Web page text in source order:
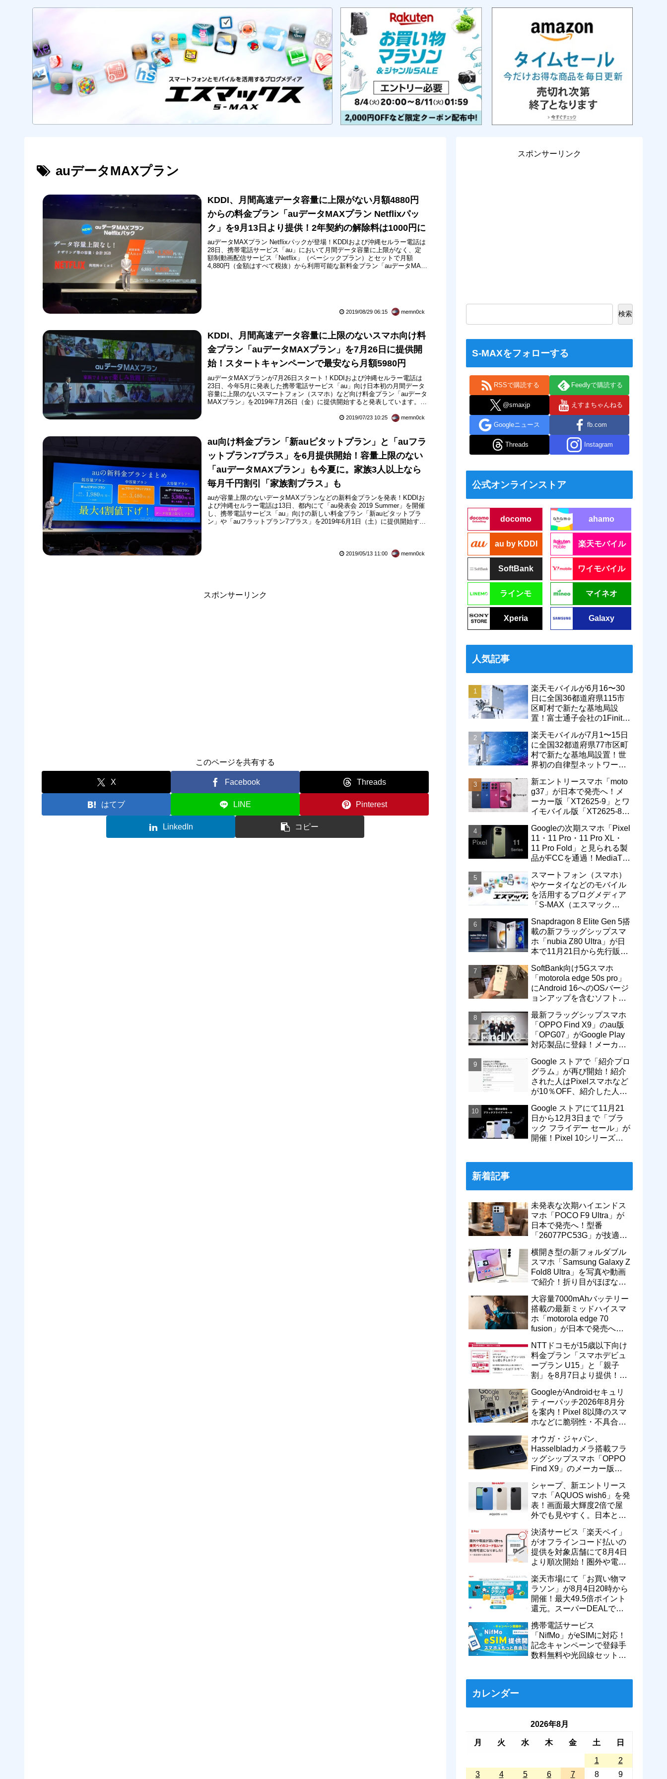
auデータMAXプラン
KDDI、月間高速データ容量に上限がない月額4880円
からの料金プラン「auデータMAXプラン Netflixパッ
ク」を9月13日より提供！2年契約の解除料は1000円に
auデータMAXプラン Netflixパックが登場！KDDIおよび沖縄セルラー電話は
28日、携帯電話サービス「au」において月間データ容量に上限がなく、定
額制動画配信サービス「Netflix」（ベーシックプラン）とセットで月額
4,880円（金額はすべて税抜）から利用可能な新料金プラン「auデータMAX
2019/08/29 06:15 memn0ck
KDDI、月間高速データ容量に上限のないスマホ向け料
金プラン「auデータMAXプラン」を7月26日に提供開
始！スタートキャンペーンで最安なら月額5980円
auデータMAXプランが7月26日スタート！KDDIおよび沖縄セルラー電話は
23日、今年5月に発表した携帯電話サービス「au」向け日本初の月間データ
容量に上限のないスマートフォン（スマホ）など向け料金プラン「auデータ
MAXプラン」を2019年7月26日（金）に提供開始すると発表しています。ま
間「auデータMAXプラン」の月額料金を1,000円割り引く「auデータMAXプ
2019/07/23 10:25 memn0ck
au向け料金プラン「新auピタットプラン」と「auフラ
ットプラン7プラス」を6月提供開始！容量上限のない
「auデータMAXプラン」も今夏に。家族3人以上なら
毎月千円割引「家族割プラス」も
auが容量上限のないデータMAXプランなどの新料金プランを発表！KDDIお
よび沖縄セルラー電話は13日、都内にて「au発表会 2019 Summer」を開催
し、携帯電話サービス「au」向けの新しい料金プラン「新auピタットプラ
ン」や「auフラットプラン7プラス」を2019年6月1日（土）に提供開始する
2019/05/13 11:00 memn0ck
スポンサーリンク
このページを共有する
X Facebook Threads
はてブ LINE Pinterest
LinkedIn コピー
スポンサーリンク
検索
S-MAXをフォローする
RSSで購読する Feedlyで購読する
@smaxjp えすまちゃんねる
Googleニュース fb.com
Threads Instagram
公式オンラインストア
docomo ahamo
au by KDDI 楽天モバイル
SoftBank ワイモバイル
ラインモ マイネオ
Xperia Galaxy
人気記事
楽天モバイルが6月16〜30
日に全国36都道府県115市
区町村で新たな基地局設
置！富士通子会社の1Finity
エリアが拡大
楽天モバイルが7月1〜15日
に全国32都道府県77市区町
村で新たな基地局設置！世
界初の自律型ネットワーク
通信品質も改善
新エントリースマホ「moto
g37」が日本で発売へ！メ
ーカー版「XT2625-9」とワ
イモバイル版「XT2625-8」
Googleの次期スマホ「Pixel
11・11 Pro・11 Pro XL・
11 Pro Fold」と見られる製
品がFCCを通過！MediaTek
スマートフォン（スマホ）
やケータイなどのモバイル
を活用するブログメディア
「S-MAX（エスマック
Snapdragon 8 Elite Gen 5搭
載の新フラッグシップスマ
ホ「nubia Z80 Ultra」が日
本で11月21日から先行販
SoftBank向け5Gスマホ
「motorola edge 50s pro」
にAndroid 16へのOSバージ
ョンアップを含むソフトウ
最新フラッグシップスマホ
「OPPO Find X9」のau版
「OPG07」がGoogle Play
対応製品に登録！メーカー
売へ
Google ストアで「紹介プロ
グラム」が再び開始！紹介
された人はPixelスマホなど
が10％OFF、紹介した人は
ト付与
Google ストアにて11月21
日から12月3日まで「ブラ
ック フライデー セール」が
開催！Pixel 10シリーズや
新着記事
未発表な次期ハイエンドス
マホ「POCO F9 Ultra」が
日本で発売へ！型番
「26077PC53G」が技適通
テリー搭載に
横開き型の新フォルダブル
スマホ「Samsung Galaxy Z
Fold8 Ultra」を写真や動画
で紹介！折り目がほぼない
ト】
大容量7000mAhバッテリー
搭載の最新ミッドハイスマ
ホ「motorola edge 70
fusion」が日本で発売へ！
過
NTTドコモが15歳以下向け
料金プラン「スマホデビュ
ープラン U15」と「親子
割」を8月7日より提供！親
550円割引に
GoogleがAndroidセキュリ
ティーパッチ2026年8月分
を案内！Pixel 8以降のスマ
ホなどに脆弱性・不具合の
新が提供開始
オウガ・ジャパン、
Hasselbladカメラ搭載フラ
ッグシップスマホ「OPPO
Find X9」のメーカー版
げ！15万9800円に
シャープ、新エントリース
マホ「AQUOS wish6」を発
表！画面最大輝度2倍で屋
外でも見やすく。日本と台
売
決済サービス「楽天ペイ」
がオフラインコード払いの
提供を対象店舗にて8月4日
より順次開始！圏外や電波
に
楽天市場にて「お買い物マ
ラソン」が8月4日20時から
開催！最大49.5倍ポイント
還元。スーパーDEALで
など
携帯電話サービス
「NifMo」がeSIMに対応！
記念キャンペーンで登録手
数料無料や光回線セットで
カレンダー
2026年8月
月 火 水 木 金 土 日
1
2
3
4 5 6 7 8 9